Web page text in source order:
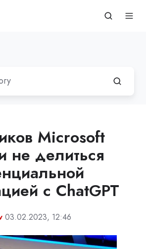
Microsoft
не делиться
с ChatGPT
03.02.2023, 12:46